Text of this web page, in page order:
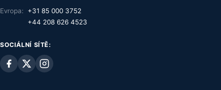
Evropa:
+31 85 000 3752
+44 208 626 4523
SOCIÁLNÍ SÍTĚ: